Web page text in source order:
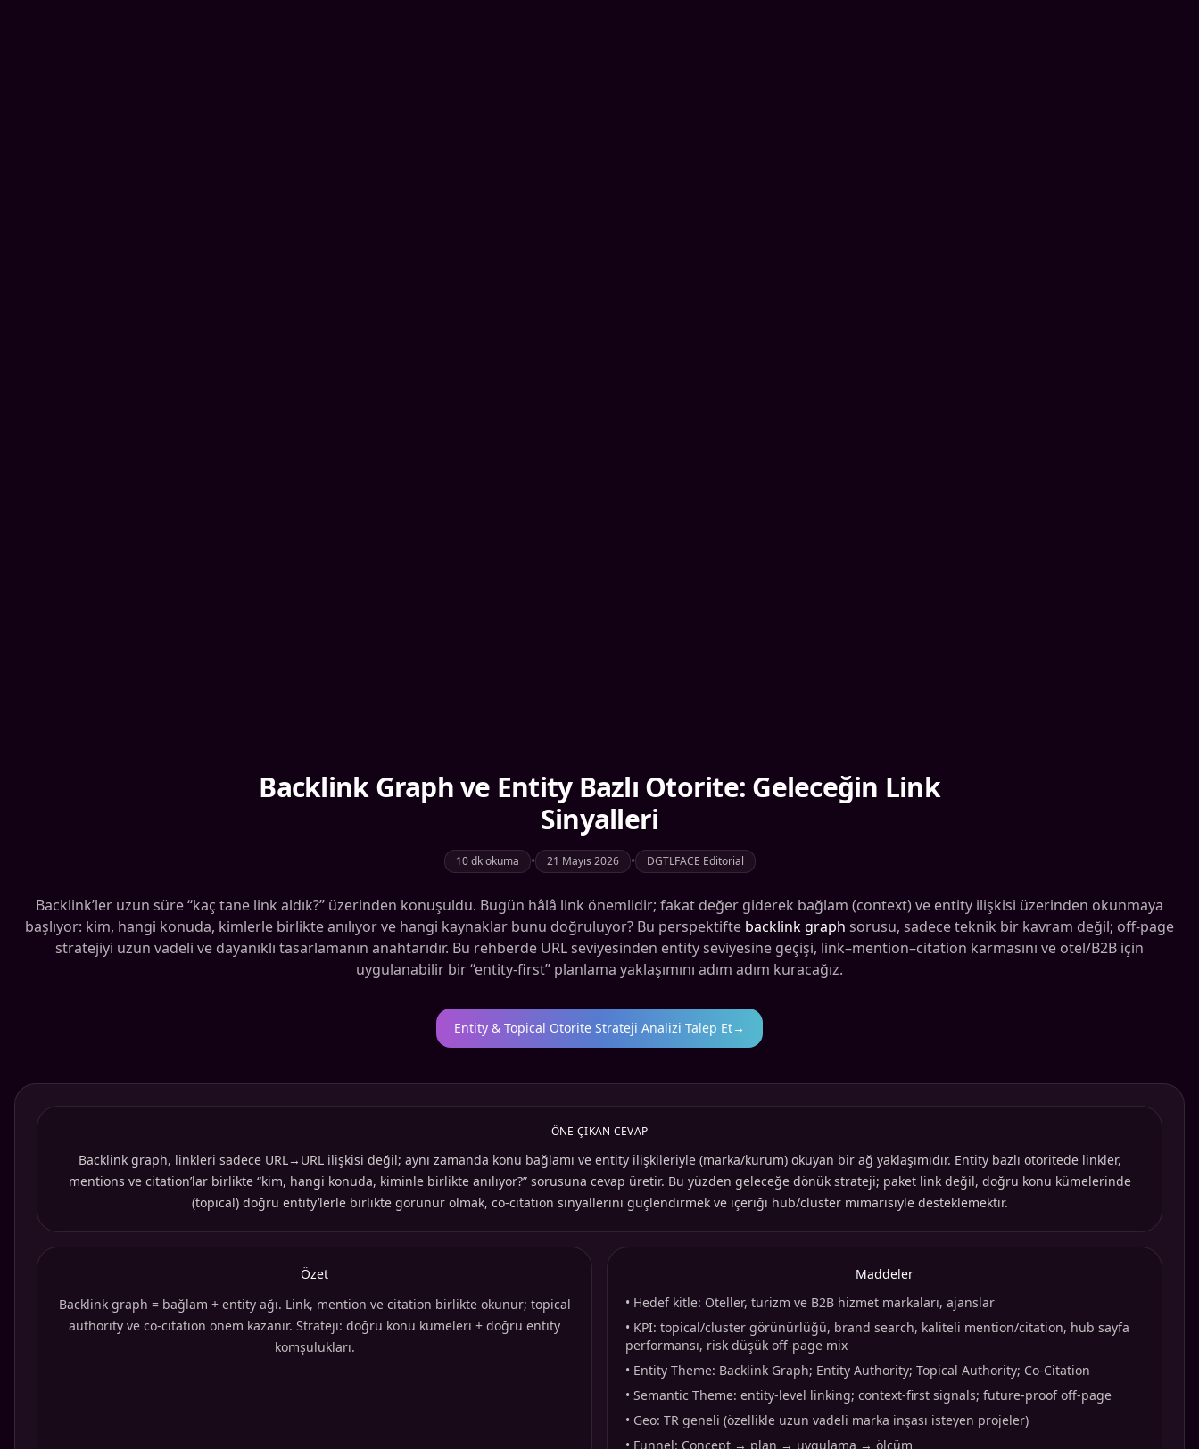
Backlink Graph ve Entity Bazlı Otorite: Geleceğin Link
Sinyalleri
10 dk okuma • 21 Mayıs 2026 • DGTLFACE Editorial
Backlink’ler uzun süre “kaç tane link aldık?” üzerinden konuşuldu. Bugün hâlâ link önemlidir; fakat değer giderek bağlam (context) ve entity ilişkisi üzerinden okunmaya
başlıyor: kim, hangi konuda, kimlerle birlikte anılıyor ve hangi kaynaklar bunu doğruluyor? Bu perspektifte backlink graph sorusu, sadece teknik bir kavram değil; off-page
stratejiyi uzun vadeli ve dayanıklı tasarlamanın anahtarıdır. Bu rehberde URL seviyesinden entity seviyesine geçişi, link–mention–citation karmasını ve otel/B2B için
uygulanabilir bir “entity-first” planlama yaklaşımını adım adım kuracağız.
Entity & Topical Otorite Strateji Analizi Talep Et→
ÖNE ÇIKAN CEVAP
Backlink graph, linkleri sadece URL→URL ilişkisi değil; aynı zamanda konu bağlamı ve entity ilişkileriyle (marka/kurum) okuyan bir ağ yaklaşımıdır. Entity bazlı otoritede linkler,
mentions ve citation’lar birlikte “kim, hangi konuda, kiminle birlikte anılıyor?” sorusuna cevap üretir. Bu yüzden geleceğe dönük strateji; paket link değil, doğru konu kümelerinde
(topical) doğru entity’lerle birlikte görünür olmak, co-citation sinyallerini güçlendirmek ve içeriği hub/cluster mimarisiyle desteklemektir.
Özet
Backlink graph = bağlam + entity ağı. Link, mention ve citation birlikte okunur; topical
authority ve co-citation önem kazanır. Strateji: doğru konu kümeleri + doğru entity
komşulukları.
Maddeler
• Hedef kitle: Oteller, turizm ve B2B hizmet markaları, ajanslar
• KPI: topical/cluster görünürlüğü, brand search, kaliteli mention/citation, hub sayfa
performansı, risk düşük off-page mix
• Entity Theme: Backlink Graph; Entity Authority; Topical Authority; Co-Citation
• Semantic Theme: entity-level linking; context-first signals; future-proof off-page
• Geo: TR geneli (özellikle uzun vadeli marka inşası isteyen projeler)
• Funnel: Concept → plan → uygulama → ölçüm